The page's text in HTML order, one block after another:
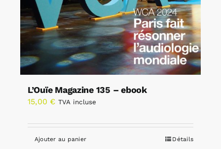
L’Ouïe Magazine 135 – ebook
15,00 € TVA incluse
Ajouter au panier Détails